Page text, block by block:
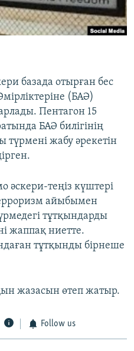
базада отырған бес
(БАӘ)
Пентагон 15
БАӘ билігінің
жабу әрекетін
әскери-теңіз күштері
айыбымен
тұтқындарды
жаппақ ниетте.
тұтқынды бірнеше
жазасын өтеп жатыр.
Follow us